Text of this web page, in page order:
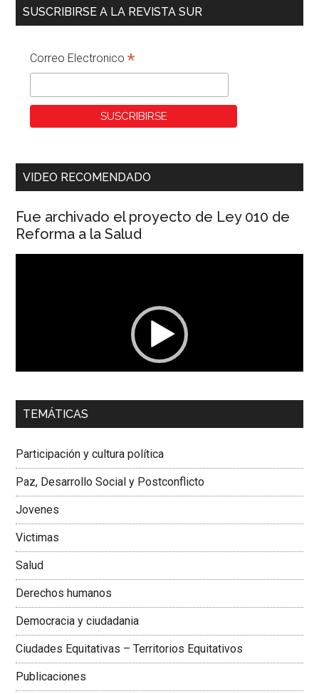
SUSCRIBIRSE A LA REVISTA SUR
Correo Electronico*
VIDEO RECOMENDADO
Fue archivado el proyecto de Ley 010 de
Reforma a la Salud
00:00 01:04
Dra. Carolina Corcho Mejía,Presidenta Corporación
Colombiana
TEMÁTICAS
Participación y cultura política
Paz, Desarrollo Social y Postconflicto
Jovenes
Victimas
Salud
Derechos humanos
Democracia y ciudadania
Ciudades Equitativas – Territorios Equitativos
Publicaciones